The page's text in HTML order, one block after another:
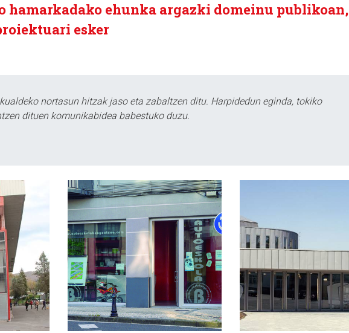
hamarkadako ehunka argazki domeinu publikoan,
esker
nortasun hitzak jaso eta zabaltzen ditu. Harpidedun eginda, tokiko
dituen komunikabidea babestuko duzu.